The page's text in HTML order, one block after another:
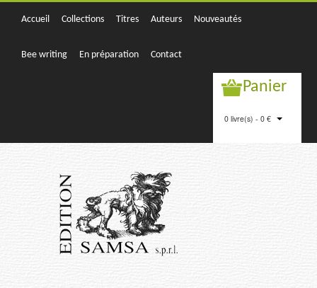
Accueil Collections Titres Auteurs Nouveautés
Bee writing En préparation Contact
Panier
0 livre(s) - 0 €